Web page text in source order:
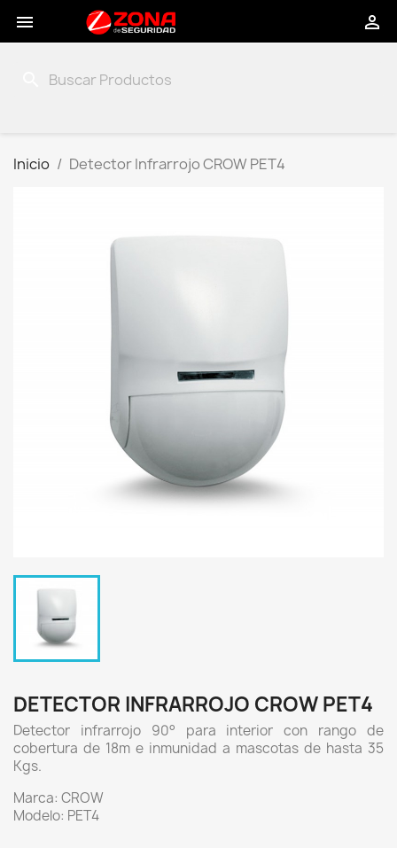
 
Inicio Detector Infrarrojo CROW PET4
DETECTOR INFRARROJO CROW PET4
Detector infrarrojo 90° para interior con rango de
cobertura de 18m e inmunidad a mascotas de hasta 35
Kgs.
Marca: CROW
Modelo: PET4